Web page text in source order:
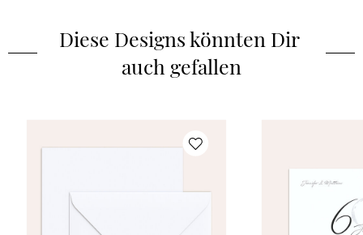
Diese Designs könnten Dir
auch gefallen